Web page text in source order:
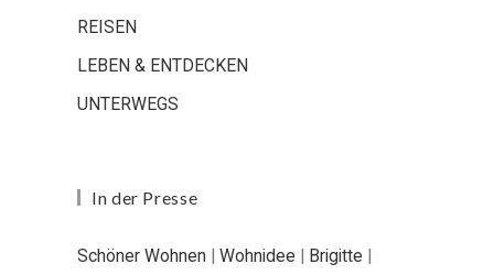
REISEN
LEBEN & ENTDECKEN
UNTERWEGS
In der Presse
Schöner Wohnen | Wohnidee | Brigitte |